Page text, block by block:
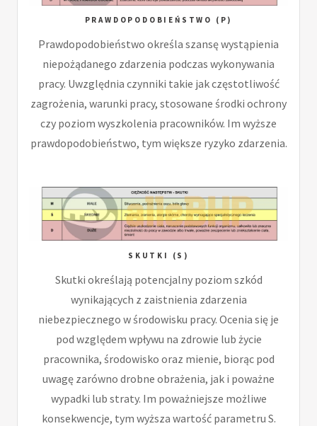
PRAWDOPODOBIEŃSTWO (P)
Prawdopodobieństwo określa szansę wystąpienia
niepożądanego zdarzenia podczas wykonywania
pracy. Uwzględnia czynniki takie jak częstotliwość
zagrożenia, warunki pracy, stosowane środki ochrony
czy poziom wyszkolenia pracowników. Im wyższe
prawdopodobieństwo, tym większe ryzyko zdarzenia.
SKUTKI (S)
Skutki określają potencjalny poziom szkód
wynikających z zaistnienia zdarzenia
niebezpiecznego w środowisku pracy. Ocenia się je
pod względem wpływu na zdrowie lub życie
pracownika, środowisko oraz mienie, biorąc pod
uwagę zarówno drobne obrażenia, jak i poważne
wypadki lub straty. Im poważniejsze możliwe
konsekwencje, tym wyższa wartość parametru S.